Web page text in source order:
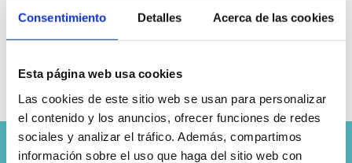
Consentimiento Detalles Acerca de las cookies
Esta página web usa cookies
Las cookies de este sitio web se usan para personalizar
el contenido y los anuncios, ofrecer funciones de redes
sociales y analizar el tráfico. Además, compartimos
información sobre el uso que haga del sitio web con
Conoce más acerca de la regla, un tema a día de
hoy todavía tabú.